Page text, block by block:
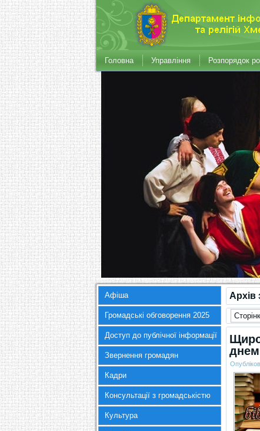
Головна Управління Розпорядок
Афіша
Громадські обговорення 2025
Доступ до публічної інформації
Звернення громадян
Кадри
Консультації з громадськістю
Культура
Архів
днем